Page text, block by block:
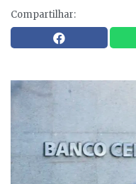
Compartilhar: